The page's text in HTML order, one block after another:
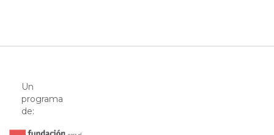
Un
programa
de: